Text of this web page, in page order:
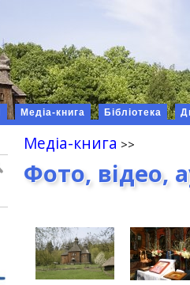
Медіа-книга Бібліотека
Медіа-книга
Фото, відео,